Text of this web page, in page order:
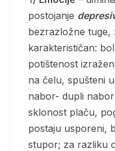
postojanje
bezrazložne tuge,
karakterističan:
potištenost
na čelu, spušteni
nabor- dupli
sklonost plaču,
postaju usporeni,
stupor; za razliku